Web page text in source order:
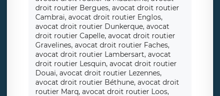
droit routier Bergues, avocat droit routier
Cambrai, avocat droit routier Englos,
avocat droit routier Dunkerque, avocat
droit routier Capelle, avocat droit routier
Gravelines, avocat droit routier Faches,
avocat droit routier Lambersart, avocat
droit routier Lesquin, avocat droit routier
Douai, avocat droit routier Lezennes,
avocat droit routier Béthune, avocat droit
routier Marq, avocat droit routier Loos,